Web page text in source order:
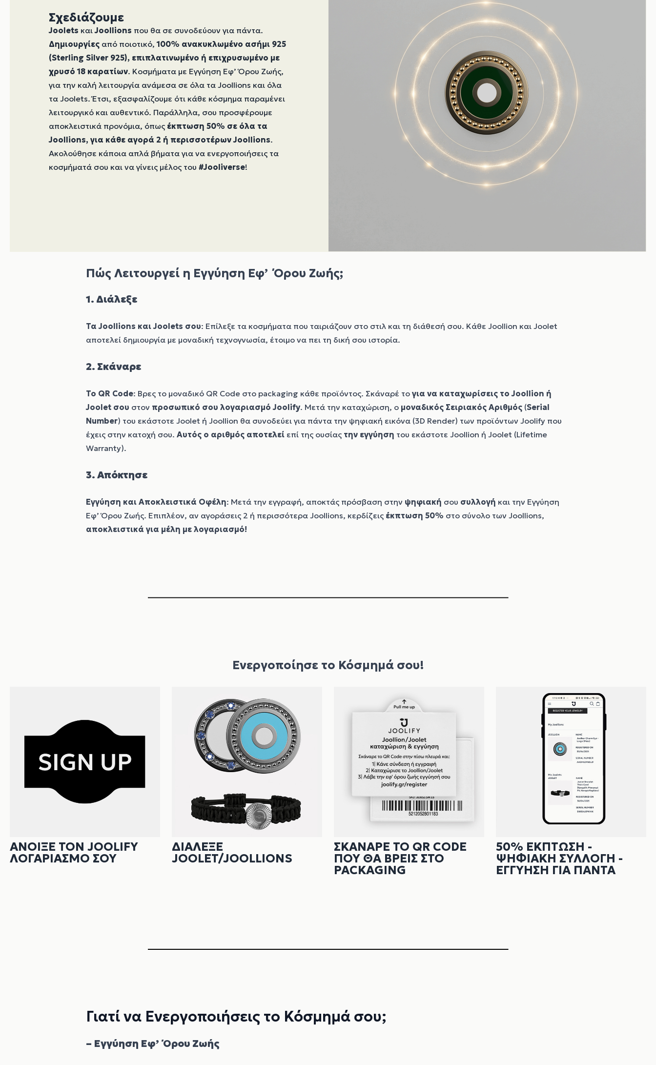
Σχεδιάζουμε
Joolets καιJoollions που θα σε συνοδεύουν για πάντα.
Δημιουργίες από ποιοτικό, 100% ανακυκλωμένο ασήμι 925
(Sterling Silver 925), επιπλατινωμένο ή επιχρυσωμένο με
χρυσό 18 καρατίων. Κοσμήματα με Εγγύηση Εφ’ Όρου Ζωής,
για την καλή λειτουργία ανάμεσα σε όλα τα Joollions και όλα
τα Joolets. Έτσι, εξασφαλίζουμε ότι κάθε κόσμημα παραμένει
λειτουργικό και αυθεντικό. Παράλληλα, σου προσφέρουμε
αποκλειστικά προνόμια, όπως έκπτωση 50% σε όλα τα
Joollions, για κάθε αγορά 2 ή περισσοτέρων Joollions.
Ακολούθησε κάποια απλά βήματα για να ενεργοποιήσεις τα
κοσμήματά σου και να γίνεις μέλος του #Jooliverse!
Πώς Λειτουργεί η Εγγύηση Εφ’ Όρου Ζωής;
1. Διάλεξε
Τα Joollions και Joolets σου: Επίλεξε τα κοσμήματα που ταιριάζουν στο στιλ και τη διάθεσή σου. Κάθε Joollion και Joolet
αποτελεί δημιουργία με μοναδική τεχνογνωσία, έτοιμο να πει τη δική σου ιστορία.
2. Σκάναρε
Το QR Code: Βρες το μοναδικό QR Code στο packaging κάθε προϊόντος. Σκάναρέ το για να καταχωρίσεις το Joollion ή
Joolet σου στον προσωπικό σου λογαριασμό Joolify. Μετά την καταχώριση, ο μοναδικός Σειριακός Αριθμός (Serial
Number) του εκάστοτε Joolet ή Joollion θα συνοδεύει για πάντα την ψηφιακή εικόνα (3D Render) των προϊόντων Joolify που
έχεις στην κατοχή σου. Αυτός ο αριθμός αποτελεί επί της ουσίας την εγγύηση του εκάστοτε Joollion ή Joolet (Lifetime
Warranty).
3. Απόκτησε
Εγγύηση και Αποκλειστικά Οφέλη: Μετά την εγγραφή, αποκτάς πρόσβαση στην ψηφιακή σου συλλογή και την Εγγύηση
Εφ’ Όρου Ζωής. Επιπλέον, αν αγοράσεις 2 ή περισσότερα Joollions, κερδίζεις έκπτωση 50% στο σύνολο των Joollions,
αποκλειστικά για μέλη με λογαριασμό!
Ενεργοποίησε το Κόσμημά σου!
ΑΝΟΙΞΕ ΤΟΝ JOOLIFY
ΛΟΓΑΡΙΑΣΜΟ ΣΟΥ
ΔΙΑΛΕΞΕ
JOOLET/JOOLLIONS
ΣΚΑΝΑΡΕ ΤΟ QR CODE
ΠΟΥ ΘΑ ΒΡΕΙΣ ΣΤΟ
PACKAGING
50% ΕΚΠΤΩΣΗ -
ΨΗΦΙΑΚΗ ΣΥΛΛΟΓΗ -
ΕΓΓΥΗΣΗ ΓΙΑ ΠΑΝΤΑ
Γιατί να Ενεργοποιήσεις το Κόσμημά σου;
– Εγγύηση Εφ’ Όρου Ζωής